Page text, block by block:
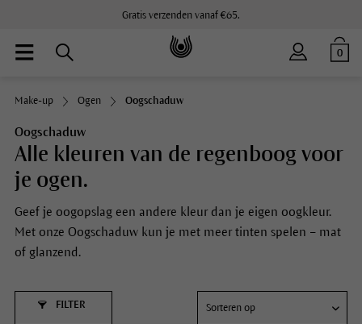
Gratis verzenden vanaf €65.
0
Make-up Ogen Oogschaduw
Oogschaduw
Alle kleuren van de regenboog voor
je ogen.
Geef je oogopslag een andere kleur dan je eigen oogkleur.
Met onze Oogschaduw kun je met meer tinten spelen – mat
of glanzend.
FILTER